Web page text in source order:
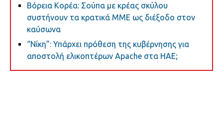
Βόρεια Κορέα: Σούπα με κρέας σκύλου
συστήνουν τα κρατικά ΜΜΕ ως διέξοδο στον
καύσωνα
“Νίκη”: Υπάρχει πρόθεση της κυβέρνησης για
αποστολή ελικοπτέρων Apache στα ΗΑΕ;